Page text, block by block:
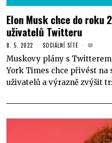
Elon Musk chce do
uživatelů Twitteru
8. 5. 2022 SOCIÁLNÍ SÍTĚ
Muskovy plány s
York Times chce přivést
uživatelů a výrazně zvýšit